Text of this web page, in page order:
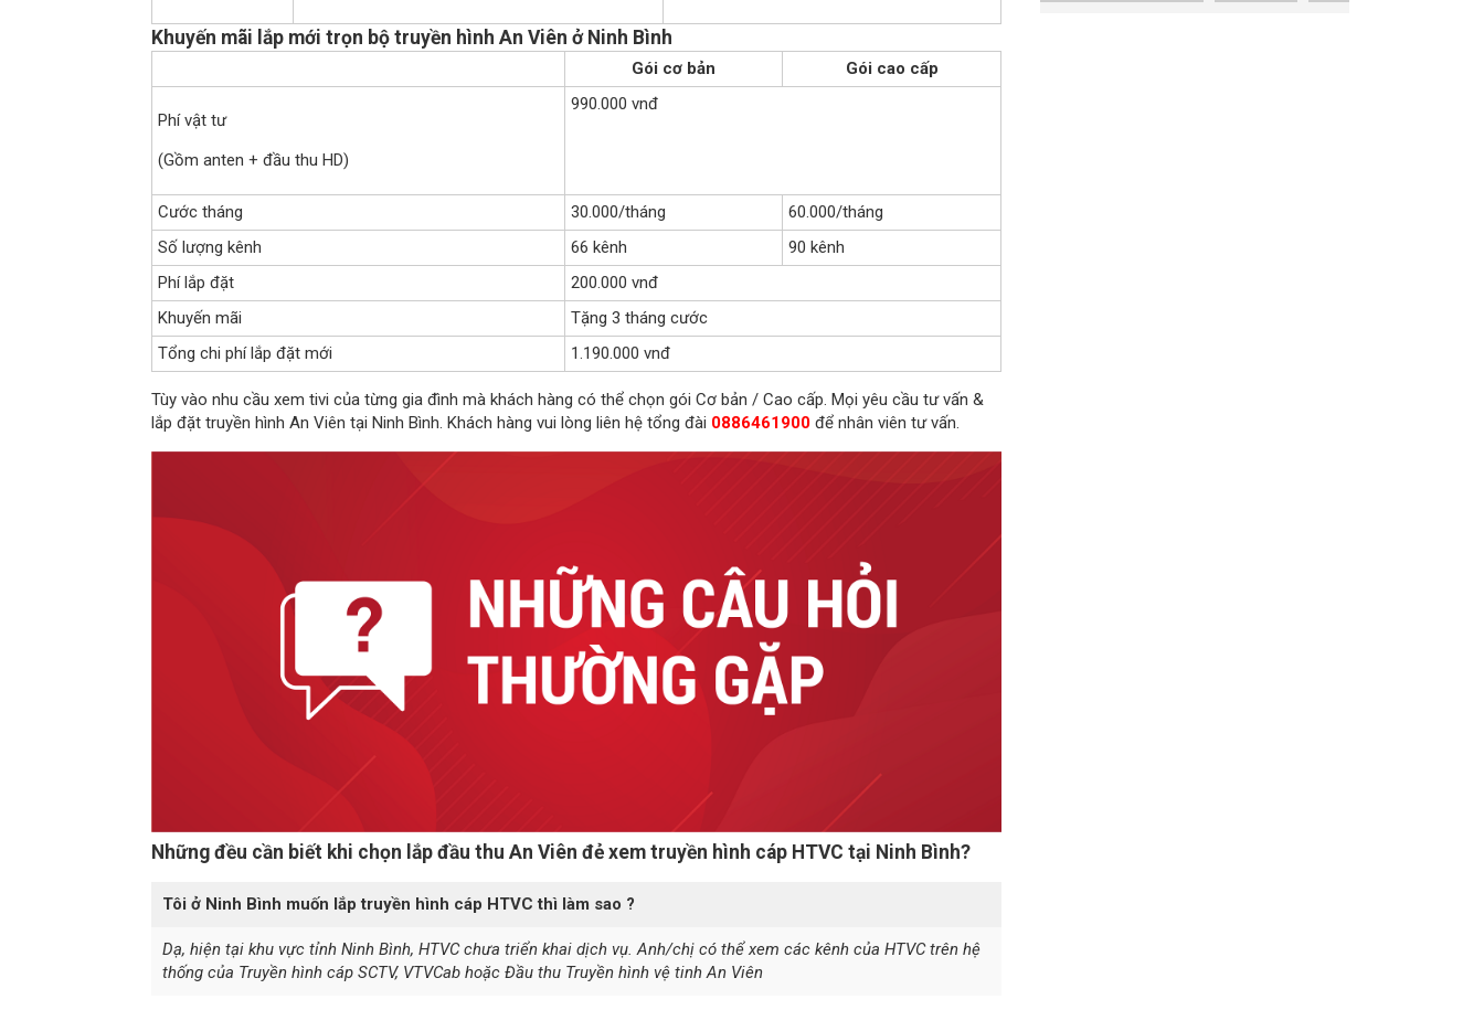
Khuyến mãi lắp mới trọn bộ truyền hình An Viên ở Ninh Bình
Gói cơ bản Gói cao cấp
Phí vật tư
(Gồm anten + đầu thu HD)
990.000 vnđ
Cước tháng 30.000/tháng
60.000/tháng
Số lượng kênh
66 kênh
90 kênh
Phí lắp đặt
200.000 vnđ
Khuyến mãi
Tặng 3 tháng cước
Tổng chi phí lắp đặt mới
1.190.000 vnđ
Tùy vào nhu cầu xem tivi của từng gia đình mà khách hàng có thể chọn gói Cơ bản / Cao cấp. Mọi yêu cầu tư vấn &
lắp đặt truyền hình An Viên tại Ninh Bình. Khách hàng vui lòng liên hệ tổng đài 0886461900 để nhân viên tư vấn.
Những đều cần biết khi chọn lắp đầu thu An Viên đẻ xem truyền hình cáp HTVC tại Ninh Bình?
Tôi ở Ninh Bình muốn lắp truyền hình cáp HTVC thì làm sao ?
Dạ, hiện tại khu vực tỉnh Ninh Bình, HTVC chưa triển khai dịch vụ. Anh/chị có thể xem các kênh của HTVC trên hệ
thống của Truyền hình cáp SCTV, VTVCab hoặc Đầu thu Truyền hình vệ tinh An Viên